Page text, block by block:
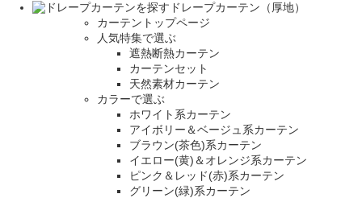
ドレープカーテン（厚地）
カーテントップページ
人気特集で選ぶ
遮熱断熱カーテン
カーテンセット
天然素材カーテン
カラーで選ぶ
ホワイト系カーテン
アイボリー＆ベージュ系カーテン
ブラウン(茶色)系カーテン
イエロー(黄)＆オレンジ系カーテン
ピンク＆レッド(赤)系カーテン
グリーン(緑)系カーテン